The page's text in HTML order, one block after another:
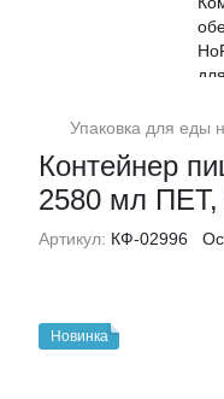
Упаковка для еды
Контейнер
2580 мл ПЕТ,
Артикул: КФ-02996
Новинка